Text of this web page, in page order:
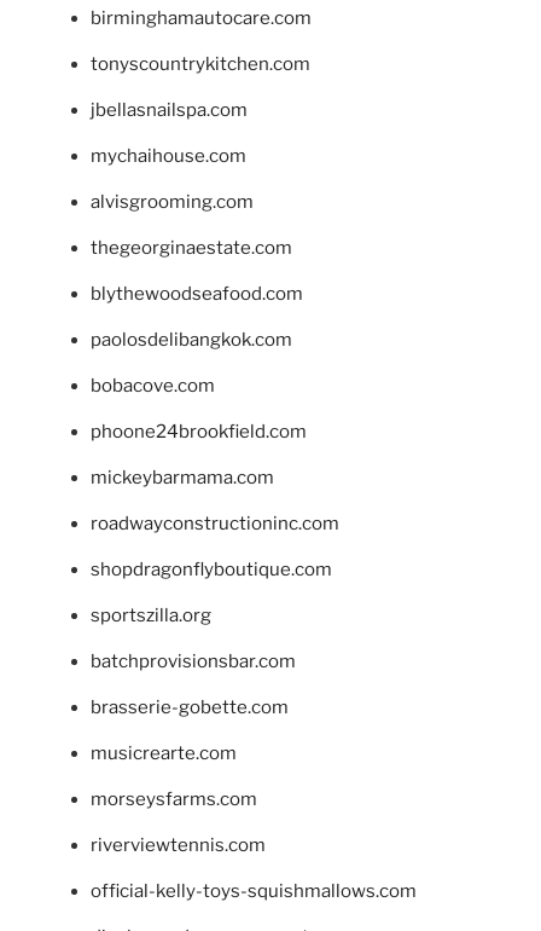
birminghamautocare.com
tonyscountrykitchen.com
jbellasnailspa.com
mychaihouse.com
alvisgrooming.com
thegeorginaestate.com
blythewoodseafood.com
paolosdelibangkok.com
bobacove.com
phoone24brookfield.com
mickeybarmama.com
roadwayconstructioninc.com
shopdragonflyboutique.com
sportszilla.org
batchprovisionsbar.com
brasserie-gobette.com
musicrearte.com
morseysfarms.com
riverviewtennis.com
official-kelly-toys-squishmallows.com